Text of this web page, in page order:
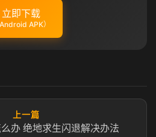
立即下载
Android APK）
上一篇
办 绝地求生闪退解决办法